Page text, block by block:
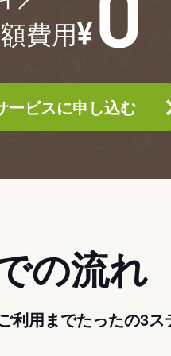
費用
ービスに申し込む
の流れ
利用までたったの3ス